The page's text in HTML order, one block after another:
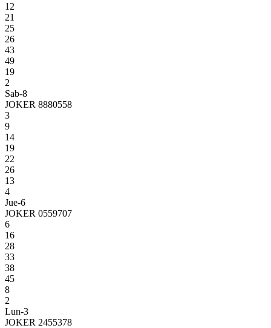
12
21
25
26
43
49
19
2
Sab-8
JOKER 8880558
3
9
14
19
22
26
13
4
Jue-6
JOKER 0559707
6
16
28
33
38
45
8
2
Lun-3
JOKER 2455378